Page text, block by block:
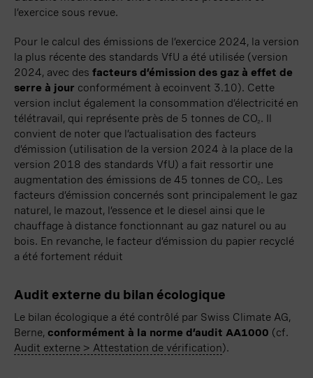
l’exercice sous revue.
Pour le calcul des émissions de l’exercice 2024, la version
la plus récente des standards VfU a été utilisée (version
2024, avec des facteurs d’émission des gaz à effet de
serre à jour conformément à ecoinvent 3.10). Cette
version inclut également la consommation d’électricité en
télétravail, qui représente près de 5 tonnes de CO2 . Il
convient de noter que l’actualisation des facteurs
d’émission (utilisation de la version 2024 à la place de la
version 2018 des standards VfU) a fait ressortir une
augmentation des émissions de 45 tonnes de CO2 . Les
facteurs d’émission concernés sont principalement le gaz
naturel, le mazout, l’essence et le diesel ainsi que le
chauffage à distance fonctionnant au gaz naturel ou au
bois. En revanche, le facteur d’émission du papier recyclé
a été fortement réduit
Audit externe du bilan écologique
Le bilan écologique a été contrôlé par Swiss Climate AG,
Berne, conformément à la norme d’audit AA1000 (cf.
Audit externe > Attestation de vérification).